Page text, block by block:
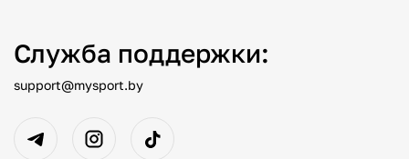
Служба поддержки:
support@mysport.by